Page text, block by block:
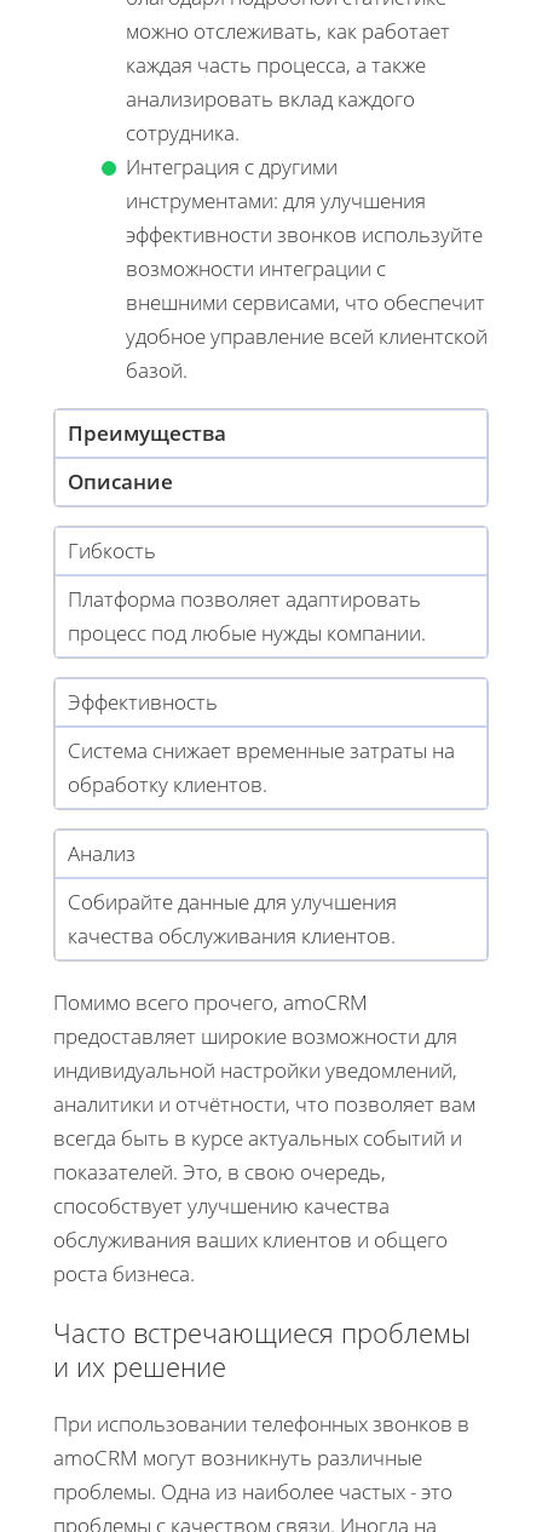
можно отслеживать, как работает
каждая часть процесса, а также
анализировать вклад каждого
сотрудника.
Интеграция с другими
инструментами: для улучшения
эффективности звонков используйте
возможности интеграции с
внешними сервисами, что обеспечит
удобное управление всей клиентской
базой.
Преимущества
Описание
Гибкость
Платформа позволяет адаптировать
процесс под любые нужды компании.
Эффективность
Система снижает временные затраты на
обработку клиентов.
Анализ
Собирайте данные для улучшения
качества обслуживания клиентов.
Помимо всего прочего, amoCRM
предоставляет широкие возможности для
индивидуальной настройки уведомлений,
аналитики и отчётности, что позволяет вам
всегда быть в курсе актуальных событий и
показателей. Это, в свою очередь,
способствует улучшению качества
обслуживания ваших клиентов и общего
роста бизнеса.
Часто встречающиеся проблемы
и их решение
При использовании телефонных звонков в
amoCRM могут возникнуть различные
проблемы. Одна из наиболее частых - это
проблемы с качеством связи. Иногда на